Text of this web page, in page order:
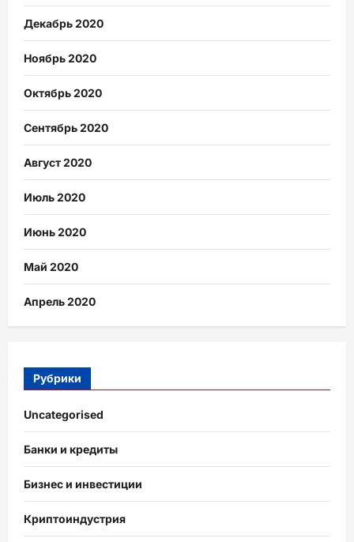
Декабрь 2020
Ноябрь 2020
Октябрь 2020
Сентябрь 2020
Август 2020
Июль 2020
Июнь 2020
Май 2020
Апрель 2020
Рубрики
Uncategorised
Банки и кредиты
Бизнес и инвестиции
Криптоиндустрия